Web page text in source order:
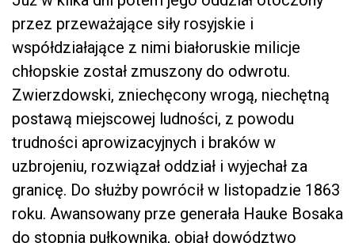
przez przeważające siły rosyjskie i
współdziałające z nimi białoruskie milicje
chłopskie został zmuszony do odwrotu.
Zwierzdowski, zniechęcony wrogą, niechętną
postawą miejscowej ludności, z powodu
trudności aprowizacyjnych i braków w
uzbrojeniu, rozwiązał oddział i wyjechał za
granicę. Do służby powrócił w listopadzie 1863
roku. Awansowany prze generała Hauke Bosaka
do stopnia pułkownika, objął dowództwo